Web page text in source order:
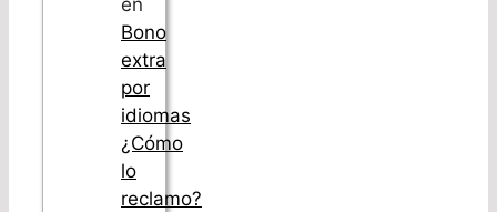
en
Bono
extra
por
idiomas
¿Cómo
lo
reclamo?